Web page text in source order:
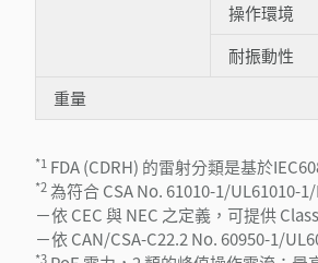
操作環境
耐振動性
重量
*1 FDA (CDRH) 的雷射分類是基於
*2 為符合 CSA No. 61010-1/UL61010-
－依 CEC 與 NEC 之定義，可提供
－依 CAN/CSA-C22.2 No. 60950-1/
*3